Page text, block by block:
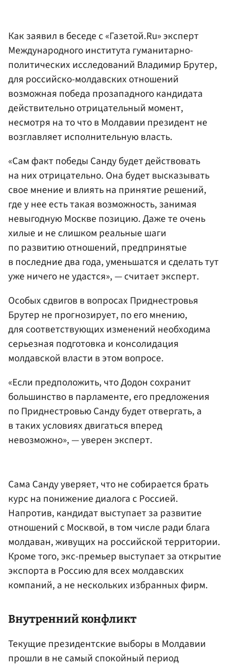
Как заявил в беседе с «Газетой.Ru» эксперт
Международного института гуманитарно-
политических исследований Владимир Брутер,
для российско-молдавских отношений
возможная победа прозападного кандидата
действительно отрицательный момент,
несмотря на то что в Молдавии президент не
возглавляет исполнительную власть.
«Сам факт победы Санду будет действовать
на них отрицательно. Она будет высказывать
свое мнение и влиять на принятие решений,
где у нее есть такая возможность, занимая
невыгодную Москве позицию. Даже те очень
хилые и не слишком реальные шаги
по развитию отношений, предпринятые
в последние два года, уменьшатся и сделать тут
уже ничего не удастся», — считает эксперт.
Особых сдвигов в вопросах Приднестровья
Брутер не прогнозирует, по его мнению,
для соответствующих изменений необходима
серьезная подготовка и консолидация
молдавской власти в этом вопросе.
«Если предположить, что Додон сохранит
большинство в парламенте, его предложения
по Приднестровью Санду будет отвергать, а
в таких условиях двигаться вперед
невозможно», — уверен эксперт.
Сама Санду уверяет, что не собирается брать
курс на понижение диалога с Россией.
Напротив, кандидат выступает за развитие
отношений с Москвой, в том числе ради блага
молдаван, живущих на российской территории.
Кроме того, экс-премьер выступает за открытие
экспорта в Россию для всех молдавских
компаний, а не нескольких избранных фирм.
Внутренний конфликт
Текущие президентские выборы в Молдавии
прошли в не самый спокойный период